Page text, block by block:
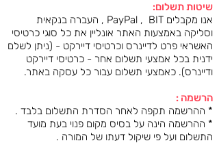
שיטות תשלום:
אנו מקבלים PayPal , BIT , העברה בנקאית
וסליקה באמצעות האתר אונליין את כל סוגי כרטיסי
האשראי פרט לדיינרס וכרטיסי דיירקט - (ניתן לשלם
ידנית בכל אמצעי תשלום אחר - כרטיסי דיירקט
ודיינרס). כאמצעי תשלום עבור כל עסקה באתר.
הרשמה :
* ההרשמה תקפה לאחר הסדרת התשלום בלבד .
* ההרשמה הינה על בסיס מקום פנוי בעת מועד
התשלום ועל פי שיקול דעתו של המורה .